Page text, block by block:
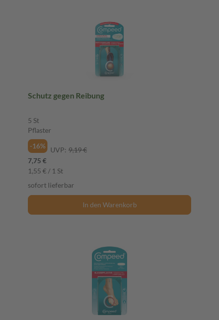
Schutz gegen Reibung
5 St
Pflaster
-16%
UVP: 9,19 €
7,75 €
1,55 € / 1 St
sofort lieferbar
In den Warenkorb